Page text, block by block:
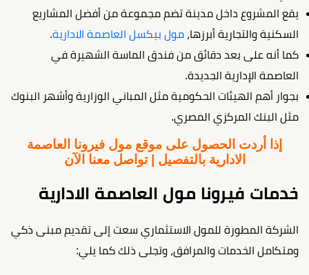
يقع المشروع داخل مدينة تضم مجموعة من أفضل المشاريع
السكنية والتجارية أبرزها، مول بيكسل العاصمة الادارية.
كما أنه على بعد دقائق من فندق الماسة الشهيرة في
العاصمة الإدارية الجديدة.
بجوار أهم الهيئات الحكومية مثل المباني الوزارية وأشهر البنوك
مثل البنك المركزي المصري.
إذا أردت الحصول على موقع مول فيرونا العاصمة
الادارية بالتفصيل | تواصل معنا الآن
خدمات فيرونا مول العاصمة الادارية
الشركة المطورة للمول الاستثماري سعت إلى تقديم مبنى ذكي
ومتكامل الخدمات والمرافق، وتجلى ذلك كما يلي: